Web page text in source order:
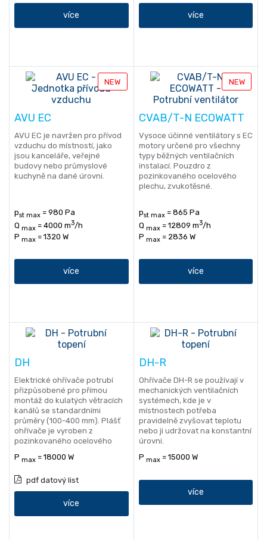
více více
NEW
AVU EC
AVU EC je navržen pro přívod
vzduchu do místností, jako
jsou kanceláře, veřejné
budovy nebo průmyslové
kuchyně na dané úrovni.
pst max = 980 Pa
Q max = 4000 m3/h
P max = 1320 W
více
NEW
CVAB/T-N ECOWATT
Vysoce účinné ventilátory s EC
motory určené pro všechny
typy běžných ventilačních
instalací. Pouzdro z
pozinkovaného ocelového
plechu, zvukotěsné.
pst max= 865 Pa
Q max= 12809 m3/h
P max= 2836 W
více
DH
Elektrické ohřívače potrubí
přizpůsobené pro přímou
montáž do kulatých větracích
kanálů se standardními
průměry (100-400 mm). Plášť
ohřívače je vyroben z
pozinkovaného ocelového
P max = 18000 W
pdf datový list
více
DH-R
Ohřívače DH-R se používají v
mechanických ventilačních
systémech, kde je v
místnostech potřeba
pravidelně zvyšovat teplotu
nebo ji udržovat na konstantní
úrovni.
P max= 15000 W
více